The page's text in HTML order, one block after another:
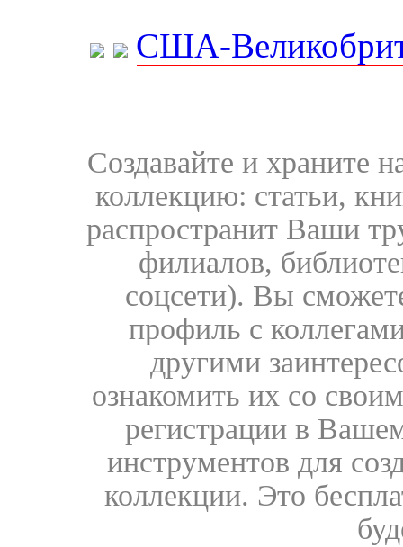
США-
Создавайте и храните
коллекцию: статьи,
распространит Ваши
филиалов,
соцсети). Вы
профиль с
другими
ознакомить их со
регистрации в
инструментов для
коллекции. Это